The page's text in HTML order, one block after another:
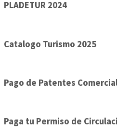
PLADETUR 2024
Catalogo Turismo 2025
Pago de Patentes
Paga tu Permiso de